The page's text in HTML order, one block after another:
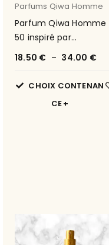
Parfums Qiwa Homme
Parfum Qiwa Homme
50 inspiré par
Fahrenheit de Dior
18.50 € – 34.00 €
CHOIX CONTENAN
CE